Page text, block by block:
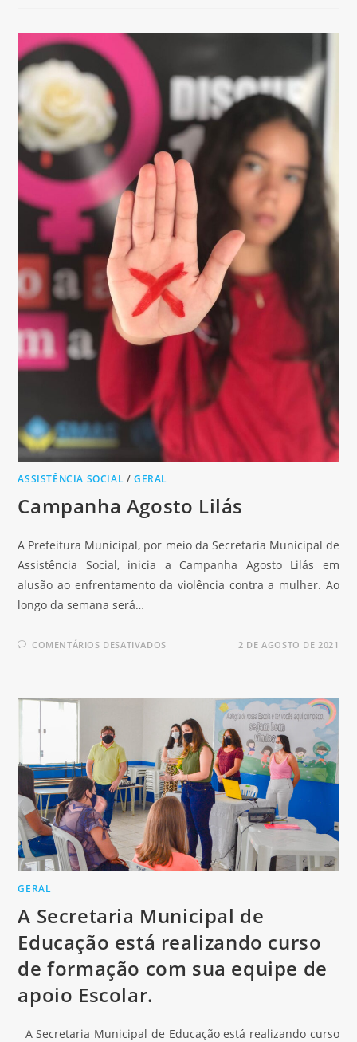
ASSISTÊNCIA SOCIAL /GERAL
Campanha Agosto Lilás
A Prefeitura Municipal, por meio da Secretaria Municipal de
Assistência Social, inicia a Campanha Agosto Lilás em
alusão ao enfrentamento da violência contra a mulher. Ao
longo da semana será…
COMENTÁRIOS DESATIVADOS 2 DE AGOSTO DE 2021
GERAL
A Secretaria Municipal de
Educação está realizando curso
de formação com sua equipe de
apoio Escolar.
A Secretaria Municipal de Educação está realizando curso